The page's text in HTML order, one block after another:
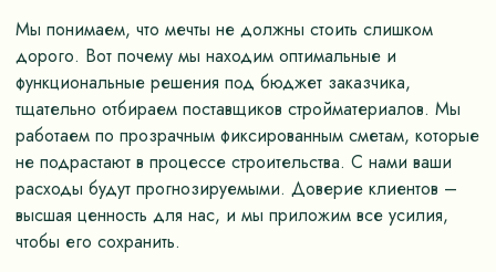
Мы понимаем, что мечты не должны стоить слишком
дорого. Вот почему мы находим оптимальные и
функциональные решения под бюджет заказчика,
тщательно отбираем поставщиков стройматериалов. Мы
работаем по прозрачным фиксированным сметам, которые
не подрастают в процессе строительства. С нами ваши
расходы будут прогнозируемыми. Доверие клиентов –
высшая ценность для нас, и мы приложим все усилия,
чтобы его сохранить.